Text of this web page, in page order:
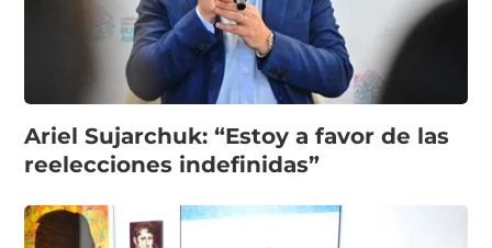
Ariel Sujarchuk: “Estoy a favor de las
reelecciones indefinidas”